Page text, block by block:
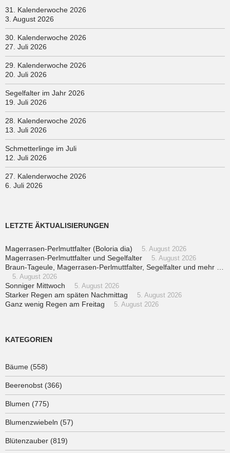
31. Kalenderwoche 2026
3. August 2026
30. Kalenderwoche 2026
27. Juli 2026
29. Kalenderwoche 2026
20. Juli 2026
Segelfalter im Jahr 2026
19. Juli 2026
28. Kalenderwoche 2026
13. Juli 2026
Schmetterlinge im Juli
12. Juli 2026
27. Kalenderwoche 2026
6. Juli 2026
LETZTE ÄKTUALISIERUNGEN
Magerrasen-Perlmuttfalter (Boloria dia) 5. August 2026
Magerrasen-Perlmuttfalter und Segelfalter 5. August 2026
Braun-Tageule, Magerrasen-Perlmuttfalter, Segelfalter und mehr …
5. August 2026
Sonniger Mittwoch 5. August 2026
Starker Regen am späten Nachmittag 5. August 2026
Ganz wenig Regen am Freitag 5. August 2026
KATEGORIEN
Bäume (558)
Beerenobst (366)
Blumen (775)
Blumenzwiebeln (57)
Blütenzauber (819)